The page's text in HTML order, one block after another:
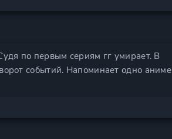
по первым сериям гг умирает. В
событий. Напоминает одно аниме